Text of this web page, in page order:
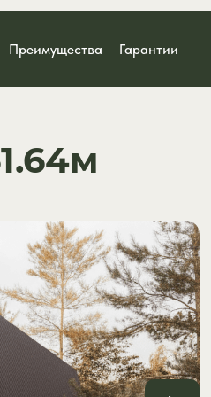
Преимущества Гарантии